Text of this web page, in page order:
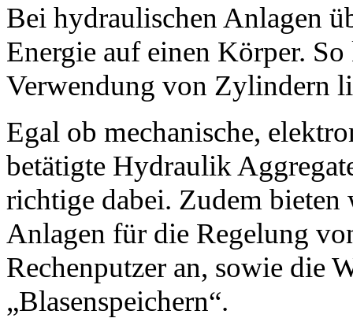
Bei hydraulischen Anlagen
Energie auf einen Körper.
Verwendung von Zylindern
Egal ob mechanische,
betätigte Hydraulik
richtige dabei. Zudem
Anlagen für die Regelung
Rechenputzer an, sowie die
„Blasenspeichern“.